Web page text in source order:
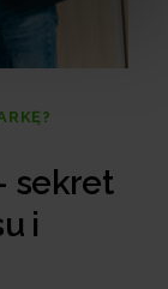
sekret
i